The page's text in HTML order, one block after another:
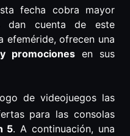
fecha cobra mayor
dan cuenta de este
efeméride, ofrecen una
promociones en sus
de videojuegos las
para las consolas
5. A continuación, una